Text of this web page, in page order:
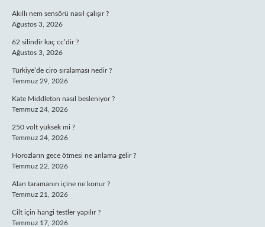
Akıllı nem sensörü nasıl çalışır ?
Ağustos 3, 2026
62 silindir kaç cc’dir ?
Ağustos 3, 2026
Türkiye’de ciro sıralaması nedir ?
Temmuz 29, 2026
Kate Middleton nasıl besleniyor ?
Temmuz 24, 2026
250 volt yüksek mi ?
Temmuz 24, 2026
Horozların gece ötmesi ne anlama gelir ?
Temmuz 22, 2026
Alan taramanın içine ne konur ?
Temmuz 21, 2026
Cilt için hangi testler yapılır ?
Temmuz 17, 2026